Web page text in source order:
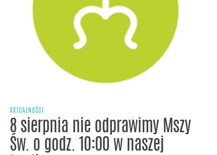
AKTUALNOŚCI
8 sierpnia nie odprawimy Mszy
Św. o godz. 10:00 w naszej